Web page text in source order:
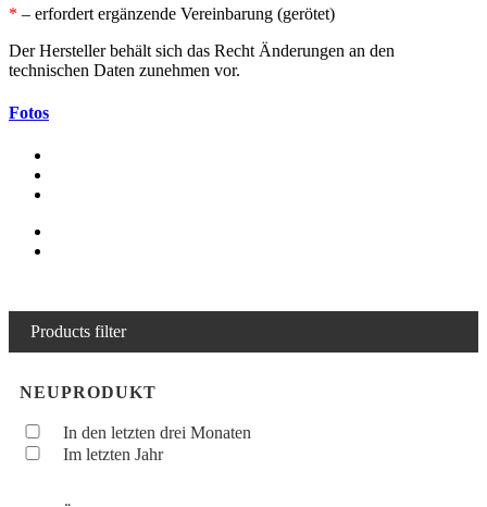
* – erfordert ergänzende Vereinbarung (gerötet)
Der Hersteller behält sich das Recht Änderungen an den
technischen Daten zunehmen vor.
Fotos
Products filter
NEUPRODUKT
In den letzten drei Monaten
Im letzten Jahr